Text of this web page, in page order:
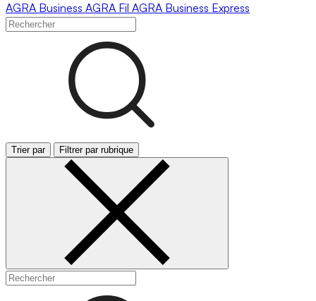
AGRA Business AGRA Fil AGRA Business Express
Trier par Filtrer par rubrique